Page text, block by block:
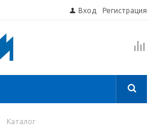
Вход Регистрация
Каталог